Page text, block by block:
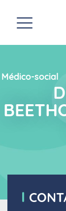
Médico-social